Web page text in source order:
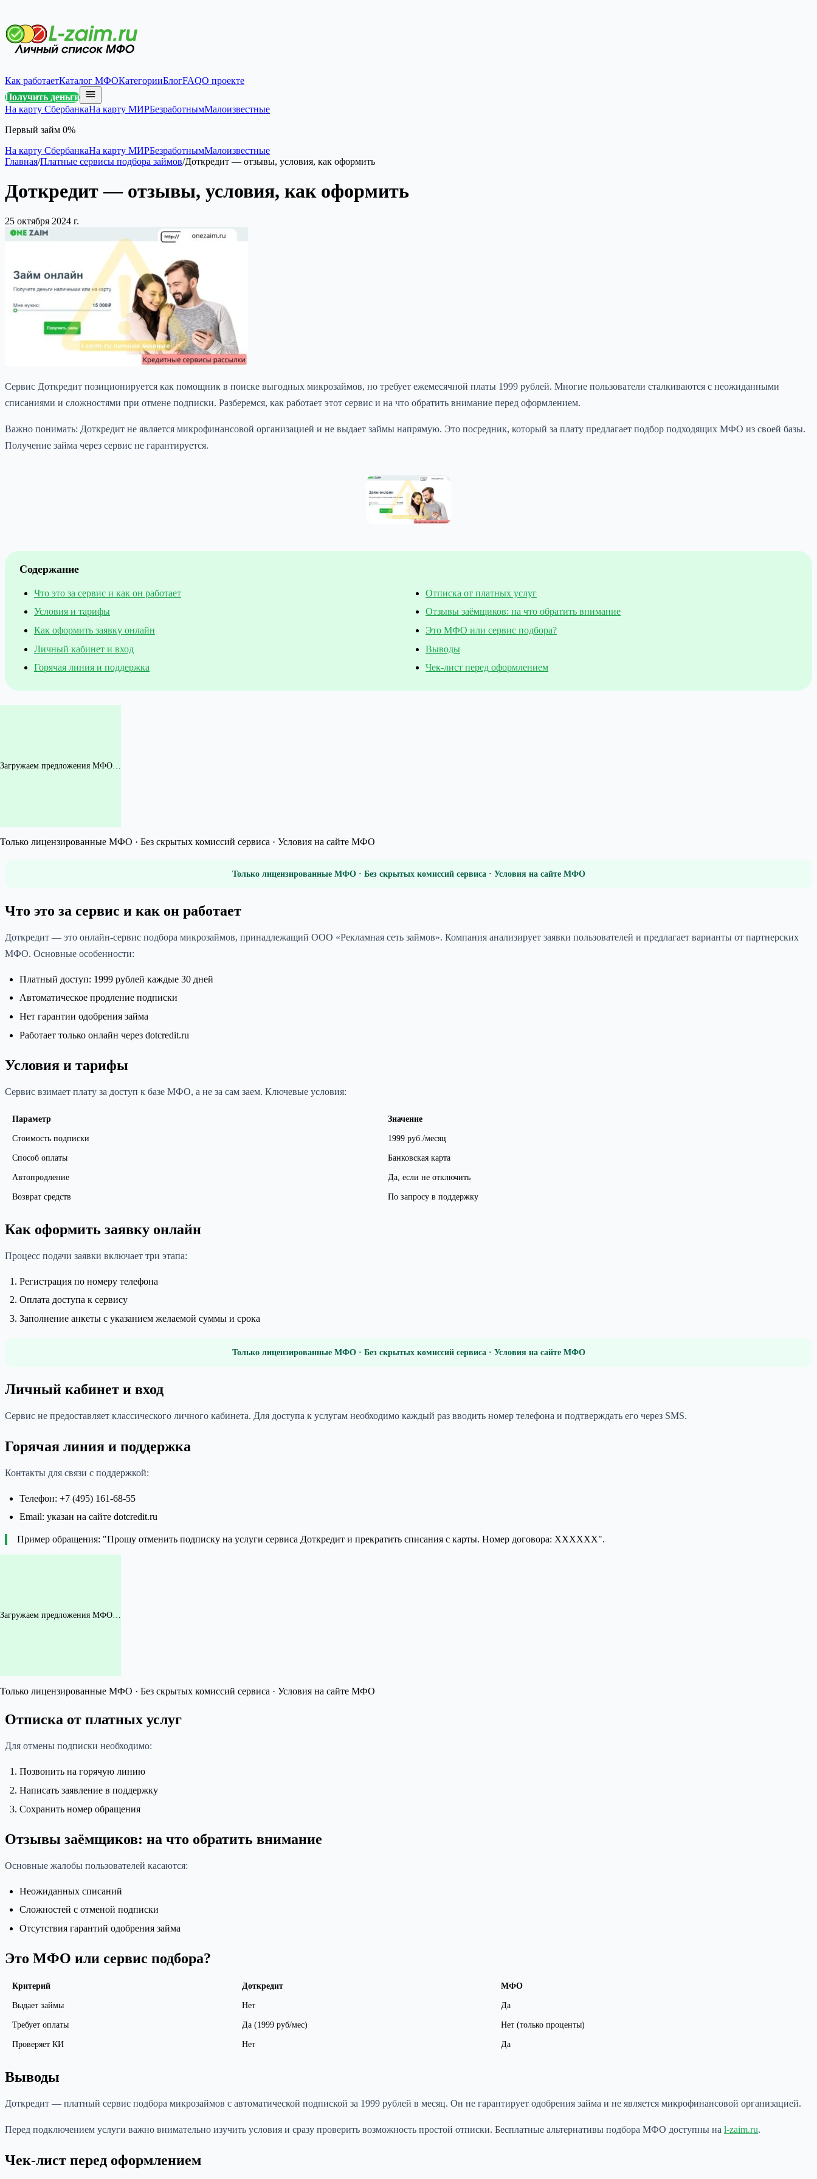
Как работаетКаталог МФОКатегорииБлогFAQО проекте
Получить деньги
На карту СбербанкаНа карту МИРБезработнымМалоизвестные
Первый займ 0%
На карту СбербанкаНа карту МИРБезработнымМалоизвестные
Главная/Платные сервисы подбора займов/Доткредит — отзывы, условия, как оформить
Доткредит — отзывы, условия, как оформить
25 октября 2024 г.
Сервис Доткредит позиционируется как помощник в поиске выгодных микрозаймов, но требует ежемесячной платы 1999 рублей. Многие пользователи сталкиваются с неожиданными
списаниями и сложностями при отмене подписки. Разберемся, как работает этот сервис и на что обратить внимание перед оформлением.
Важно понимать: Доткредит не является микрофинансовой организацией и не выдает займы напрямую. Это посредник, который за плату предлагает подбор подходящих МФО из своей базы.
Получение займа через сервис не гарантируется.
Содержание
Что это за сервис и как он работает
Условия и тарифы
Как оформить заявку онлайн
Личный кабинет и вход
Горячая линия и поддержка
Отписка от платных услуг
Отзывы заёмщиков: на что обратить внимание
Это МФО или сервис подбора?
Выводы
Чек-лист перед оформлением
Загружаем предложения МФО…
Только лицензированные МФО · Без скрытых комиссий сервиса · Условия на сайте МФО
Только лицензированные МФО · Без скрытых комиссий сервиса · Условия на сайте МФО
Что это за сервис и как он работает
Доткредит — это онлайн-сервис подбора микрозаймов, принадлежащий ООО «Рекламная сеть займов». Компания анализирует заявки пользователей и предлагает варианты от партнерских
МФО. Основные особенности:
Платный доступ: 1999 рублей каждые 30 дней
Автоматическое продление подписки
Нет гарантии одобрения займа
Работает только онлайн через dotcredit.ru
Условия и тарифы
Сервис взимает плату за доступ к базе МФО, а не за сам заем. Ключевые условия:
Параметр Значение
Стоимость подписки 1999 руб./месяц
Способ оплаты Банковская карта
Автопродление Да, если не отключить
Возврат средств По запросу в поддержку
Как оформить заявку онлайн
Процесс подачи заявки включает три этапа:
Регистрация по номеру телефона
Оплата доступа к сервису
Заполнение анкеты с указанием желаемой суммы и срока
Только лицензированные МФО · Без скрытых комиссий сервиса · Условия на сайте МФО
Личный кабинет и вход
Сервис не предоставляет классического личного кабинета. Для доступа к услугам необходимо каждый раз вводить номер телефона и подтверждать его через SMS.
Горячая линия и поддержка
Контакты для связи с поддержкой:
Телефон: +7 (495) 161-68-55
Email: указан на сайте dotcredit.ru
Пример обращения: "Прошу отменить подписку на услуги сервиса Доткредит и прекратить списания с карты. Номер договора: ХХХХХХ".
Загружаем предложения МФО…
Только лицензированные МФО · Без скрытых комиссий сервиса · Условия на сайте МФО
Отписка от платных услуг
Для отмены подписки необходимо:
Позвонить на горячую линию
Написать заявление в поддержку
Сохранить номер обращения
Отзывы заёмщиков: на что обратить внимание
Основные жалобы пользователей касаются:
Неожиданных списаний
Сложностей с отменой подписки
Отсутствия гарантий одобрения займа
Это МФО или сервис подбора?
Критерий Доткредит МФО
Выдает займы Нет Да
Требует оплаты Да (1999 руб/мес) Нет (только проценты)
Проверяет КИ Нет Да
Выводы
Доткредит — платный сервис подбора микрозаймов с автоматической подпиской за 1999 рублей в месяц. Он не гарантирует одобрения займа и не является микрофинансовой организацией.
Перед подключением услуги важно внимательно изучить условия и сразу проверить возможность простой отписки. Бесплатные альтернативы подбора МФО доступны на l-zaim.ru.
Чек-лист перед оформлением